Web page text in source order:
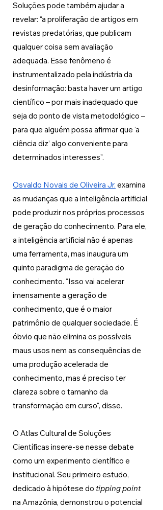
Soluções pode também ajudar a
revelar: “a proliferação de artigos em
revistas predatórias, que publicam
qualquer coisa sem avaliação
adequada. Esse fenômeno é
instrumentalizado pela indústria da
desinformação: basta haver um artigo
científico – por mais inadequado que
seja do ponto de vista metodológico –
para que alguém possa afirmar que ‘a
ciência diz’ algo conveniente para
determinados interesses".
Osvaldo Novais de Oliveira Jr. examina
as mudanças que a inteligência artificial
pode produzir nos próprios processos
de geração do conhecimento. Para ele,
a inteligência artificial não é apenas
uma ferramenta, mas inaugura um
quinto paradigma de geração do
conhecimento. “Isso vai acelerar
imensamente a geração de
conhecimento, que é o maior
patrimônio de qualquer sociedade. É
óbvio que não elimina os possíveis
maus usos nem as consequências de
uma produção acelerada de
conhecimento, mas é preciso ter
clareza sobre o tamanho da
transformação em curso", disse.
O Atlas Cultural de Soluções
Científicas insere-se nesse debate
como um experimento científico e
institucional. Seu primeiro estudo,
dedicado à hipótese do tipping point
na Amazônia, demonstrou o potencial